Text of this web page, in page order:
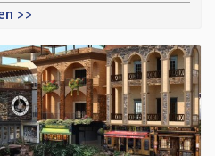
>>